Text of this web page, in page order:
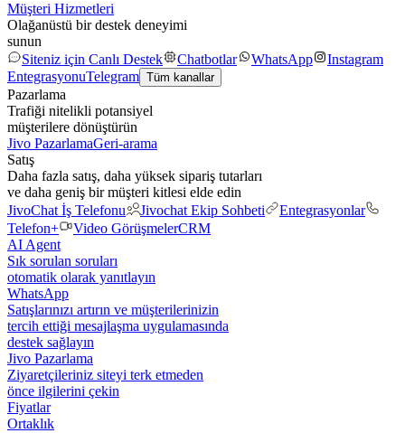
Müşteri Hizmetleri
Olağanüstü bir destek deneyimi
sunun
Siteniz için Canlı Destek
Chatbotlar WhatsApp
Instagram
EntegrasyonuTelegram Tüm kanallar
Pazarlama
Trafiği nitelikli potansiyel
müşterilere dönüştürün
Jivo PazarlamaGeri-arama
Satış
Daha fazla satış, daha yüksek sipariş tutarları
ve daha geniş bir müşteri kitlesi elde edin
JivoChat İş Telefonu
Jivochat Ekip Sohbeti
Entegrasyonlar
Telefon+
Video GörüşmelerCRM
AI Agent
Sık sorulan soruları
otomatik olarak yanıtlayın
WhatsApp
Satışlarınızı artırın ve müşterilerinizin
tercih ettiği mesajlaşma uygulamasında
destek sağlayın
Jivo Pazarlama
Ziyaretçileriniz siteyi terk etmeden
önce ilgilerini çekin
Fiyatlar
Ortaklık